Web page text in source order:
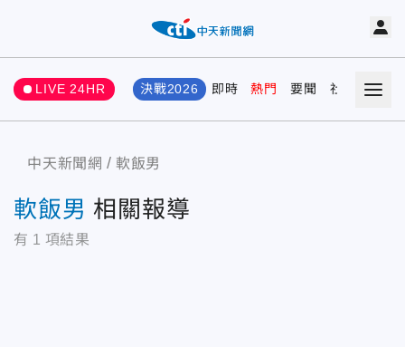
LIVE 24HR 決戰2026 即時 熱門 要聞 社會 娛樂
中天新聞網 軟飯男
軟飯男 相關報導
有 1 項結果